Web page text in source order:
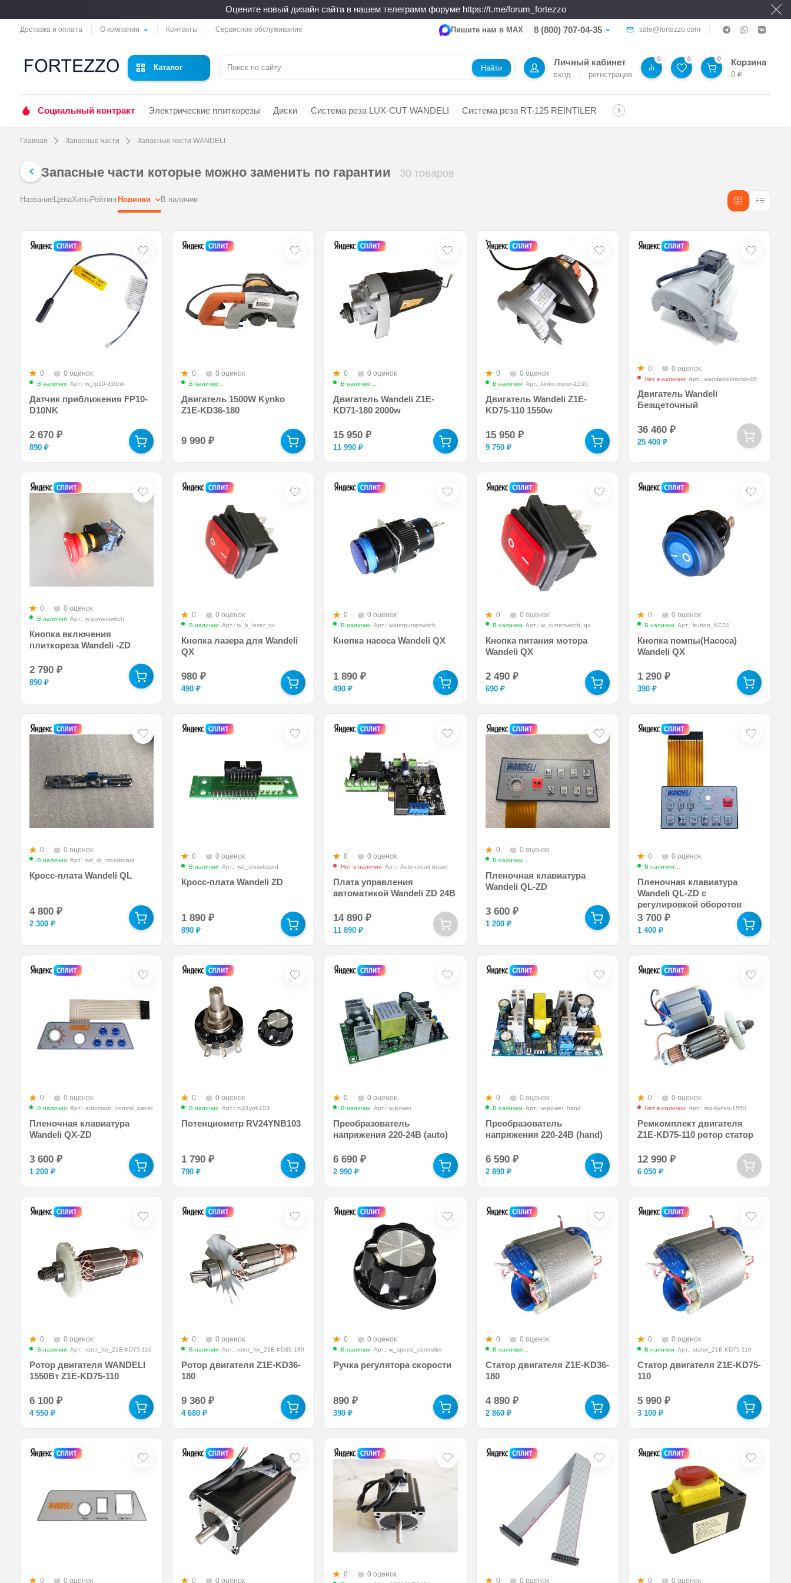
Оцените новый дизайн сайта в нашем телеграмм форуме https://t.me/forum_fortezzo
Доставка и оплата О компании Контакты Сервисное обслуживание Пишите нам в MAX 8 (800) 707-04-35 sale@fortezzo.com
Каталог Найти
Личный кабинет
вход регистрация
0 0 0 Корзина
0₽
Социальный контракт Электрические плиткорезы Диски Система реза LUX-CUT WANDELI Система реза RT-125 REINTILER
Главная Запасные части Запасные части WANDELI
Запасные части которые можно заменить по гарантии 30 товаров
НазваниеЦенаХитыРейтингНовинки В наличии
0 0 оценок
В наличии Арт.: w_fp10-d10nk
Датчик приближения FP10-
D10NK
2 670₽
890₽
0 0 оценок
В наличии
Двигатель 1500W Kynko
Z1E-KD36-180
9 990₽
0 0 оценок
В наличии
Двигатель Wandeli Z1E-
KD71-180 2000w
15 950₽
11 990₽
0 0 оценок
В наличии Арт.: kinko-motor-1550
Двигатель Wandeli Z1E-
KD75-110 1550w
15 950 ₽
9 750 ₽
0 0 оценок
Нет в наличии Арт.: wandeli-bl-motor-45
Двигатель Wandeli
Безщеточный
36 460 ₽
25 400 ₽
0 0 оценок
В наличии Арт.: w-powerswitch
Кнопка включения
плиткореза Wandeli -ZD
2 790₽
890₽
0 0 оценок
В наличии Арт.: w_b_laser_qx
Кнопка лазера для Wandeli
QX
980₽
490₽
0 0 оценок
В наличии Арт.: waterpumpswitch
Кнопка насоса Wandeli QX
1 890₽
490₽
0 0 оценок
В наличии Арт.: w_cutterswitch_qx
Кнопка питания мотора
Wandeli QX
2 490 ₽
690 ₽
0 0 оценок
В наличии Арт.: button_KCD1
Кнопка помпы(Насоса)
Wandeli QX
1 290 ₽
390 ₽
0 0 оценок
В наличии Арт.: wd_ql_crossboard
Кросс-плата Wandeli QL
4 800₽
2 300₽
0 0 оценок
В наличии Арт.: wd_crossboard
Кросс-плата Wandeli ZD
1 890₽
890₽
0 0 оценок
Нет в наличии Арт.: Auto-circuit board
Плата управления
автоматикой Wandeli ZD 24В
14 890₽
11 890₽
0 0 оценок
В наличии
Пленочная клавиатура
Wandeli QL-ZD
3 600 ₽
1 200 ₽
0 0 оценок
В наличии
Пленочная клавиатура
Wandeli QL-ZD с
регулировкой оборотов
3 700 ₽
1 400 ₽
0 0 оценок
В наличии Арт.: automatic_control_panel
Пленочная клавиатура
Wandeli QX-ZD
3 600₽
1 200₽
0 0 оценок
В наличии Арт.: rv24ynb103
Потенциометр RV24YNB103
1 790₽
790₽
0 0 оценок
В наличии Арт.: w-power
Преобразователь
напряжения 220-24В (auto)
6 690₽
2 990₽
0 0 оценок
В наличии Арт.: w-power_hand
Преобразователь
напряжения 220-24В (hand)
6 590 ₽
2 890 ₽
0 0 оценок
Нет в наличии Арт.: rep-kynko-1550
Ремкомплект двигателя
Z1E-KD75-110 ротор статор
12 990 ₽
6 050 ₽
0 0 оценок
В наличии Арт.: rotor_for_Z1E-KD75-110
Ротор двигателя WANDELI
1550Вт Z1E-KD75-110
6 100₽
4 550₽
0 0 оценок
В наличии Арт.: rotor_for_Z1E-KD36-180
Ротор двигателя Z1E-KD36-
180
9 360₽
4 680₽
0 0 оценок
В наличии Арт.: w_speed_controller
Ручка регулятора скорости
890₽
390₽
0 0 оценок
В наличии Арт.: stator_for_Z1E-KD36-180
Статор двигателя Z1E-KD36-
180
4 890 ₽
2 860 ₽
0 0 оценок
В наличии Арт.: stator_Z1E-KD75-110
Статор двигателя Z1E-KD75-
110
5 990 ₽
3 100 ₽
0 0 оценок 0 0 оценок
0 0 оценок
0 0 оценок 0 0 оценок